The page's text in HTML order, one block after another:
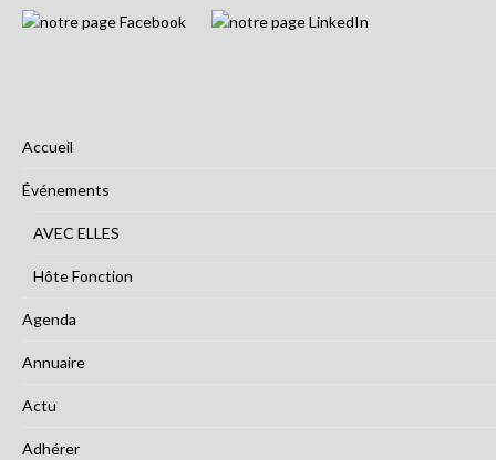
Accueil
Événements
AVEC ELLES
Hôte Fonction
Agenda
Annuaire
Actu
Adhérer